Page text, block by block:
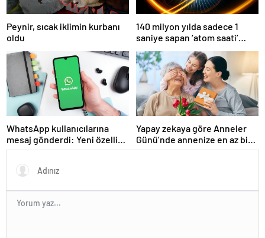
Peynir, sıcak iklimin kurbanı
oldu
140 milyon yılda sadece 1
saniye sapan ‘atom saati’
geliştirildi
WhatsApp kullanıcılarına
mesaj gönderdi: Yeni özellik
tanımlandı
Yapay zekaya göre Anneler
Günü’nde annenize en az bir
kez vermeniz gereken